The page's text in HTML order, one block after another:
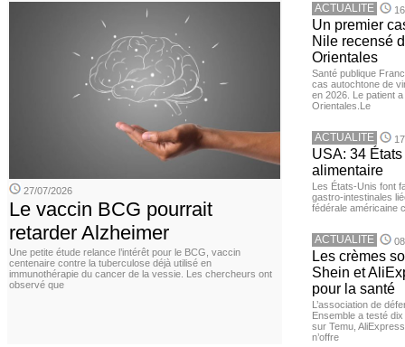
27/07/2026
Le vaccin BCG pourrait
retarder Alzheimer
Une petite étude relance l’intérêt pour le BCG, vaccin
centenaire contre la tuberculose déjà utilisé en
immunothérapie du cancer de la vessie. Les chercheurs ont
observé que
ACTUALITE
Un premier
Nile recensé
Orientales
Santé publique
cas autochtone de
en 2026. Le patient
Orientales.Le
ACTUALITE
USA: 34
alimentaire
Les États-Unis font
gastro-intestinales
fédérale américaine
ACTUALITE
Les crèmes
Shein et
pour la santé
L’association de
Ensemble a testé
sur Temu,
n’offre